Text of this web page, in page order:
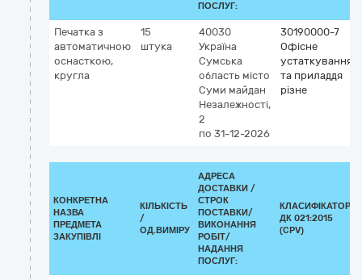
ПОСЛУГ:
Печатка з
автоматичною
оснасткою,
кругла
15
штука
40030
Україна
Сумська
область місто
Суми майдан
Незалежності,
2
по 31-12-2026
30190000-7
Офісне
устаткування
та приладдя
різне
КОНКРЕТНА
НАЗВА
ПРЕДМЕТА
ЗАКУПІВЛІ
КІЛЬКІСТЬ
/
ОД.ВИМІРУ
АДРЕСА
ДОСТАВКИ /
СТРОК
ПОСТАВКИ/
ВИКОНАННЯ
РОБІТ/
НАДАННЯ
ПОСЛУГ:
КЛАСИФІКАТОР
ДК 021:2015
(CPV)